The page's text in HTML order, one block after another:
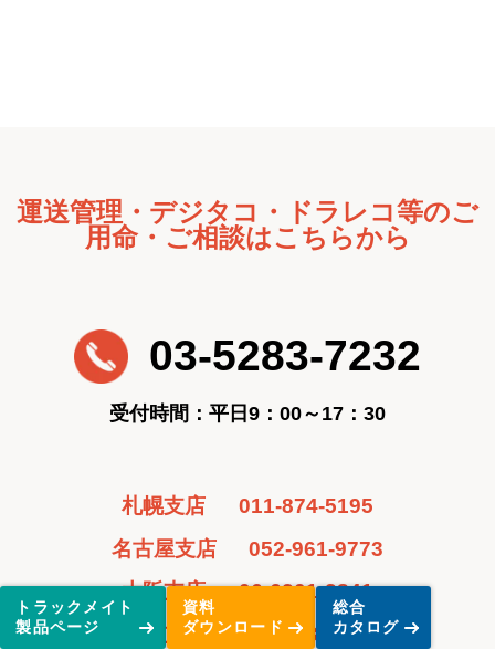
運送管理・デジタコ・ドラレコ等のご
用命・ご相談はこちらから
03-5283-7232
受付時間：平日9：00～17：30
札幌支店
011-874-5195
名古屋支店
052-961-9773
大阪支店
06-6201-3841
広島支店
082-243-6361
トラックメイト
製品ページ
資料
ダウンロード
総合
カタログ